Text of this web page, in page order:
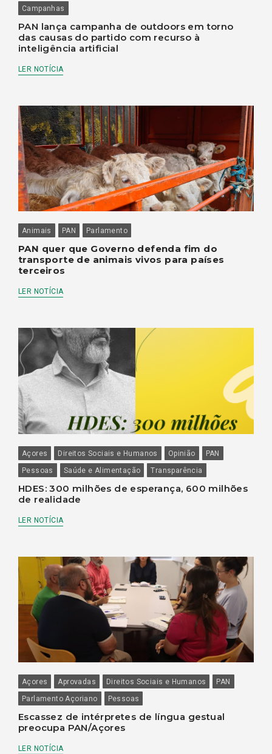
Campanhas
PAN lança campanha de outdoors em torno
das causas do partido com recurso à
inteligência artificial
LER NOTÍCIA
Animais PAN Parlamento
PAN quer que Governo defenda fim do
transporte de animais vivos para países
terceiros
LER NOTÍCIA
Açores Direitos Sociais e Humanos Opinião
PAN
Pessoas
Saúde e Alimentação Transparência
HDES: 300 milhões de esperança, 600 milhões
de realidade
LER NOTÍCIA
Açores Aprovadas Direitos Sociais e Humanos
PAN
Parlamento Açoriano
Pessoas
Escassez de intérpretes de língua gestual
preocupa PAN/Açores
LER NOTÍCIA